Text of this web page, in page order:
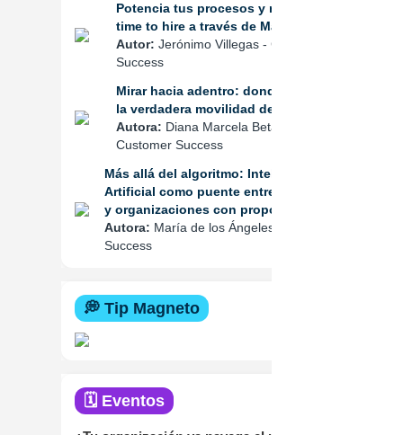
Potencia tus procesos y reduce el
time to hire a través de Magneto365
Autor: Jerónimo Villegas - Customer
Success
Mirar hacia adentro: donde comienza
la verdadera movilidad de talento
Autora: Diana Marcela Betancur -
Customer Success
Más allá del algoritmo: Inteligencia
Artificial como puente entre personas
y organizaciones con propósito
Autora: María de los Ángeles - Customer
Success
💭 Tip Magneto
🗓️ Eventos